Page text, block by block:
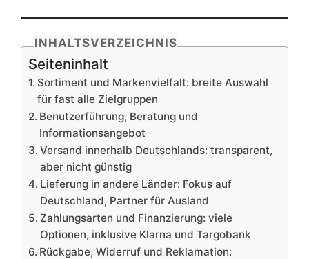
INHALTSVERZEICHNIS
Seiteninhalt
Sortiment und Markenvielfalt: breite Auswahl
für fast alle Zielgruppen
Benutzerführung, Beratung und
Informationsangebot
Versand innerhalb Deutschlands: transparent,
aber nicht günstig
Lieferung in andere Länder: Fokus auf
Deutschland, Partner für Ausland
Zahlungsarten und Finanzierung: viele
Optionen, inklusive Klarna und Targobank
Rückgabe, Widerruf und Reklamation: